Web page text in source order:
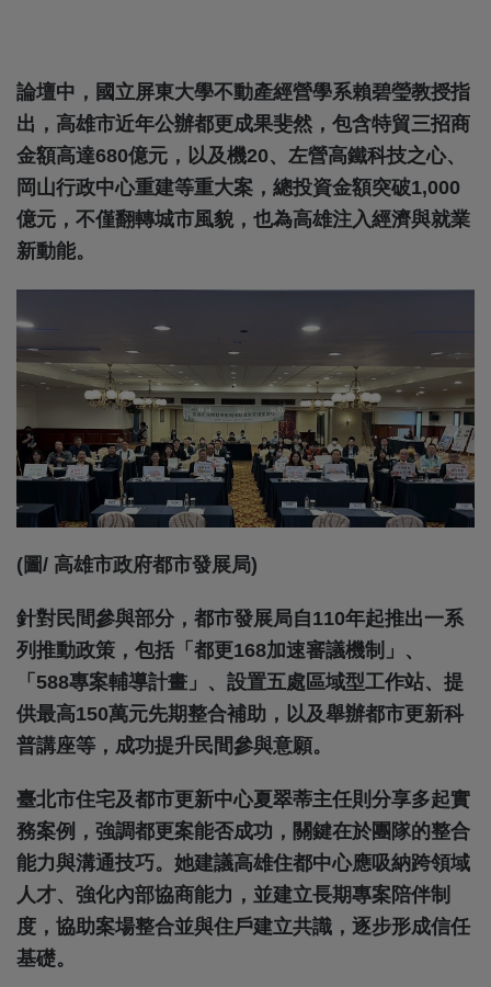
論壇中，國立屏東大學不動產經營學系賴碧瑩教授指
出，高雄市近年公辦都更成果斐然，包含特貿三招商
金額高達680億元，以及機20、左營高鐵科技之心、
岡山行政中心重建等重大案，總投資金額突破1,000
億元，不僅翻轉城市風貌，也為高雄注入經濟與就業
新動能。
(圖/ 高雄市政府都市發展局)
針對民間參與部分，都市發展局自110年起推出一系
列推動政策，包括「都更168加速審議機制」、
「588專案輔導計畫」、設置五處區域型工作站、提
供最高150萬元先期整合補助，以及舉辦都市更新科
普講座等，成功提升民間參與意願。
臺北市住宅及都市更新中心夏翠蒂主任則分享多起實
務案例，強調都更案能否成功，關鍵在於團隊的整合
能力與溝通技巧。她建議高雄住都中心應吸納跨領域
人才、強化內部協商能力，並建立長期專案陪伴制
度，協助案場整合並與住戶建立共識，逐步形成信任
基礎。